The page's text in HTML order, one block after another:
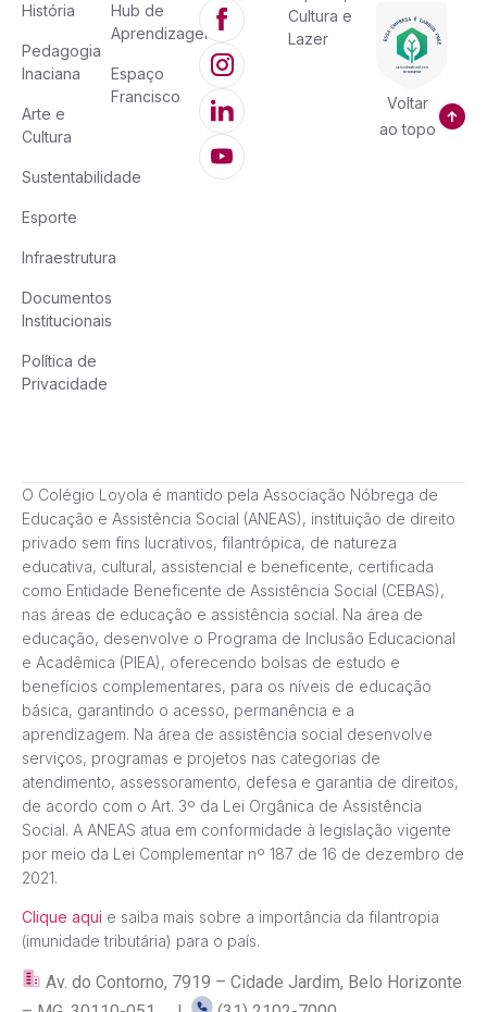
História
Pedagogia
Inaciana
Arte e
Cultura
Sustentabilidade
Esporte
Infraestrutura
Documentos
Institucionais
Política de
Privacidade
Hub de
Aprendizagem
Espaço
Francisco
Cultura e
Lazer
Voltar
ao topo
O Colégio Loyola é mantido pela Associação Nóbrega de
Educação e Assistência Social (ANEAS), instituição de direito
privado sem fins lucrativos, filantrópica, de natureza
educativa, cultural, assistencial e beneficente, certificada
como Entidade Beneficente de Assistência Social (CEBAS),
nas áreas de educação e assistência social. Na área de
educação, desenvolve o Programa de Inclusão Educacional
e Acadêmica (PIEA), oferecendo bolsas de estudo e
benefícios complementares, para os níveis de educação
básica, garantindo o acesso, permanência e a
aprendizagem. Na área de assistência social desenvolve
serviços, programas e projetos nas categorias de
atendimento, assessoramento, defesa e garantia de direitos,
de acordo com o Art. 3º da Lei Orgânica de Assistência
Social. A ANEAS atua em conformidade à legislação vigente
por meio da Lei Complementar nº 187 de 16 de dezembro de
2021.
Clique aqui e saiba mais sobre a importância da filantropia
(imunidade tributária) para o país.
Av. do Contorno, 7919 – Cidade Jardim, Belo Horizonte